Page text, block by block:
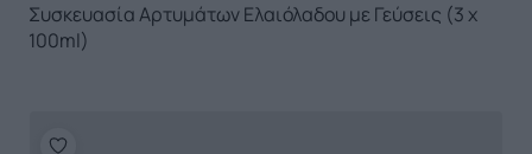
Συσκευασία Αρτυμάτων Ελαιόλαδου με Γεύσεις (3 x
100ml)